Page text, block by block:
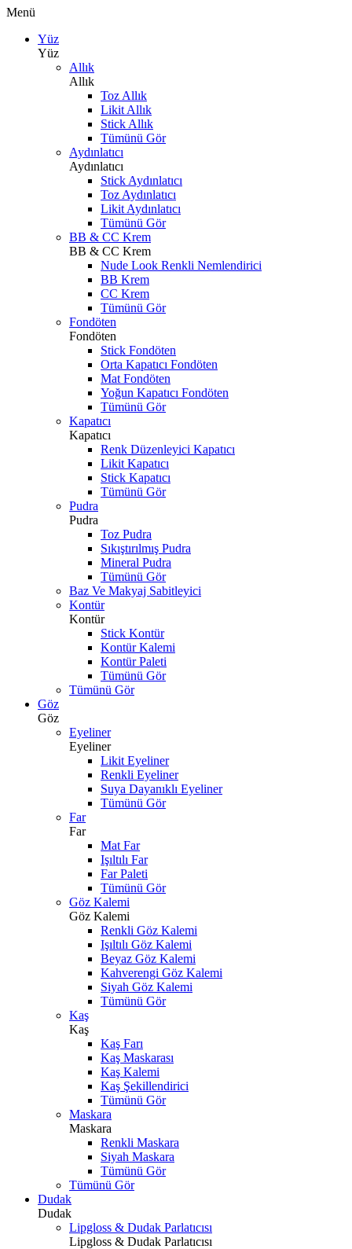
Menü
Yüz
Yüz
Allık
Allık
Toz Allık
Likit Allık
Stick Allık
Tümünü Gör
Aydınlatıcı
Aydınlatıcı
Stick Aydınlatıcı
Toz Aydınlatıcı
Likit Aydınlatıcı
Tümünü Gör
BB & CC Krem
BB & CC Krem
Nude Look Renkli Nemlendirici
BB Krem
CC Krem
Tümünü Gör
Fondöten
Fondöten
Stick Fondöten
Orta Kapatıcı Fondöten
Mat Fondöten
Yoğun Kapatıcı Fondöten
Tümünü Gör
Kapatıcı
Kapatıcı
Renk Düzenleyici Kapatıcı
Likit Kapatıcı
Stick Kapatıcı
Tümünü Gör
Pudra
Pudra
Toz Pudra
Sıkıştırılmış Pudra
Mineral Pudra
Tümünü Gör
Baz Ve Makyaj Sabitleyici
Kontür
Kontür
Stick Kontür
Kontür Kalemi
Kontür Paleti
Tümünü Gör
Tümünü Gör
Göz
Göz
Eyeliner
Eyeliner
Likit Eyeliner
Renkli Eyeliner
Suya Dayanıklı Eyeliner
Tümünü Gör
Far
Far
Mat Far
Işıltılı Far
Far Paleti
Tümünü Gör
Göz Kalemi
Göz Kalemi
Renkli Göz Kalemi
Işıltılı Göz Kalemi
Beyaz Göz Kalemi
Kahverengi Göz Kalemi
Siyah Göz Kalemi
Tümünü Gör
Kaş
Kaş
Kaş Farı
Kaş Maskarası
Kaş Kalemi
Kaş Şekillendirici
Tümünü Gör
Maskara
Maskara
Renkli Maskara
Siyah Maskara
Tümünü Gör
Tümünü Gör
Dudak
Dudak
Lipgloss & Dudak Parlatıcısı
Lipgloss & Dudak Parlatıcısı